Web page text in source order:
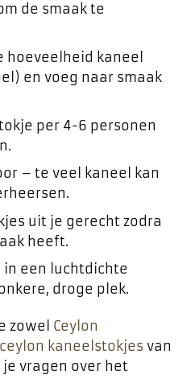
de smaak te
hoeveelheid kaneel
en voeg naar smaak
per 4-6 personen
– te veel kaneel kan
uit je gerecht zodra
heeft.
een luchtdichte
droge plek.
zowel Ceylon
ceylon kaneelstokjes van
vragen over het